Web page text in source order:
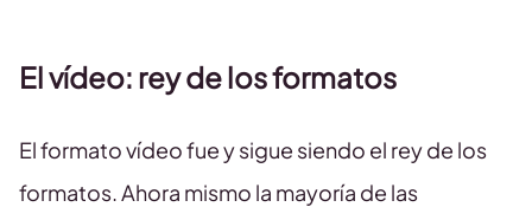
El vídeo: rey de los formatos
El formato vídeo fue y sigue siendo el rey de los
formatos. Ahora mismo la mayoría de las